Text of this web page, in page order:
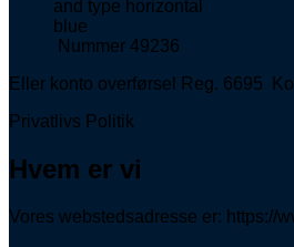
Nummer 49236
Eller konto overførsel Reg. 6695
Privatlivs Politik
Hvem er vi
Vores webstedsadresse er: https://